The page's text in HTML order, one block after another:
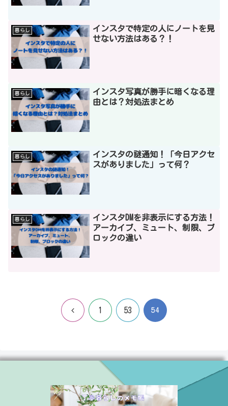
暮らし
インスタで特定の人にノートを見
せない方法はある？！
暮らし
インスタ写真が勝手に暗くなる理
由とは？対処法まとめ
暮らし
インスタの謎通知！「今日アクセ
スがありました」って何？
暮らし
インスタDMを非表示にする方法！
アーカイブ、ミュート、制限、ブ
ロックの違い
前 1 53 54